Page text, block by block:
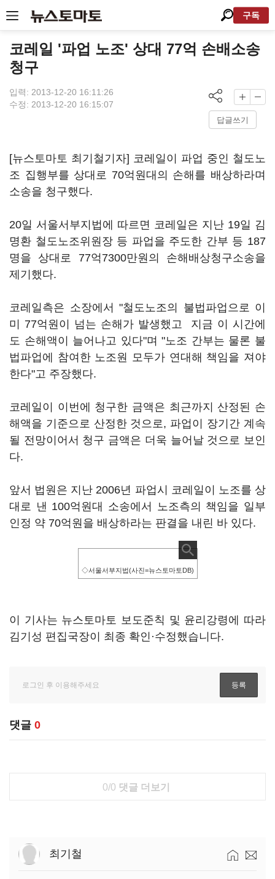
구독
코레일 '파업 노조' 상대 77억 손배소송
청구
입력: 2013-12-20 16:11:26
수정: 2013-12-20 16:15:07
답글쓰기
[뉴스토마토 최기철기자] 코레일이 파업 중인 철도노
조 집행부를 상대로 70억원대의 손해를 배상하라며
소송을 청구했다.
20일 서울서부지법에 따르면 코레일은 지난 19일 김
명환 철도노조위원장 등 파업을 주도한 간부 등 187
명을 상대로 77억7300만원의 손해배상청구소송을
제기했다.
코레일측은 소장에서 "철도노조의 불법파업으로 이
미 77억원이 넘는 손해가 발생했고 지금 이 시간에
도 손해액이 늘어나고 있다"며 "노조 간부는 물론 불
법파업에 참여한 노조원 모두가 연대해 책임을 져야
한다"고 주장했다.
코레일이 이번에 청구한 금액은 최근까지 산정된 손
해액을 기준으로 산정한 것으로, 파업이 장기간 계속
될 전망이어서 청구 금액은 더욱 늘어날 것으로 보인
다.
앞서 법원은 지난 2006년 파업시 코레일이 노조를 상
대로 낸 100억원대 소송에서 노조측의 책임을 일부
인정 약 70억원을 배상하라는 판결을 내린 바 있다.
◇서울서부지법(사진=뉴스토마토DB)
이 기사는 뉴스토마토 보도준칙 및 윤리강령에 따라
김기성 편집국장이 최종 확인·수정했습니다.
댓글 0
0/0 댓글 더보기
최기철